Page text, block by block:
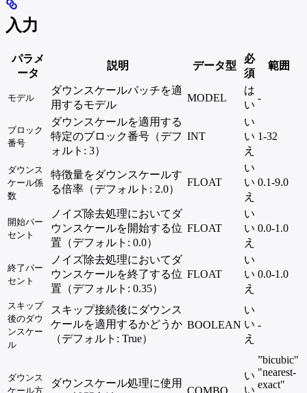
入力
パラメ
ータ
説明 データ型
必
須
範囲
モデル
ダウンスケールパッチを適
用するモデル
MODEL
は
い
-
ブロック
番号
ダウンスケールを適用する
特定のブロック番号（デフ
ォルト: 3）
INT
い
い
え
1-32
ダウンス
ケール係
数
特徴量をダウンスケールす
る倍率（デフォルト: 2.0）
FLOAT
い
い
え
0.1-9.0
開始パー
セント
ノイズ除去処理においてダ
ウンスケールを開始する位
置（デフォルト: 0.0）
FLOAT
い
い
え
0.0-1.0
終了パー
セント
ノイズ除去処理においてダ
ウンスケールを終了する位
置（デフォルト: 0.35）
FLOAT
い
い
え
0.0-1.0
スキップ
後のダウ
ンスケー
ル
スキップ接続後にダウンス
ケールを適用するかどうか
（デフォルト: True）
BOOLEAN
い
い
え
-
ダウンス
ケール方
ダウンスケール処理に使用
COMBO
い
い
”bicubic"
"nearest-
exact"